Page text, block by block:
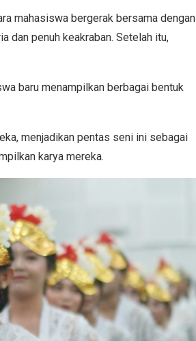
mahasiswa bergerak bersama dengan
dan penuh keakraban. Setelah itu,
baru menampilkan berbagai bentuk
menjadikan pentas seni ini sebagai
karya mereka.